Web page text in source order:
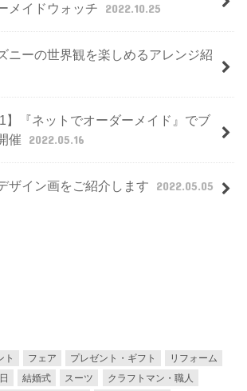
メイドウォッチ
2022.10.25
ニーの世界観を楽しめるアレンジ紹
】『ネットでオーダーメイド』でブ
催
2022.05.16
ザイン画をご紹介します 2022.05.05
ト フェア プレゼント・ギフト
リフォーム
結婚式 スーツ
クラフトマン・職人